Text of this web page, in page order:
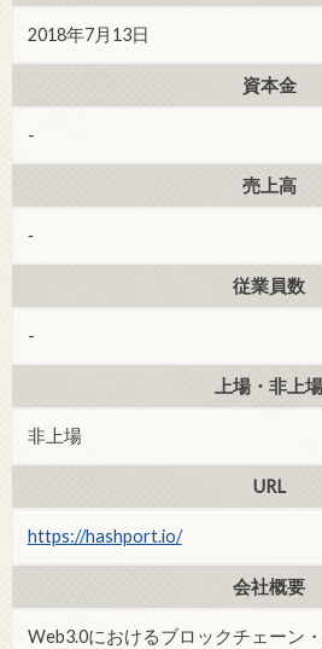
2018年7月13日
資本金
-
売上高
‐
従業員数
-
上場・非上場
非上場
URL
https://hashport.io/
会社概要
Web3.0におけるブロックチェーン